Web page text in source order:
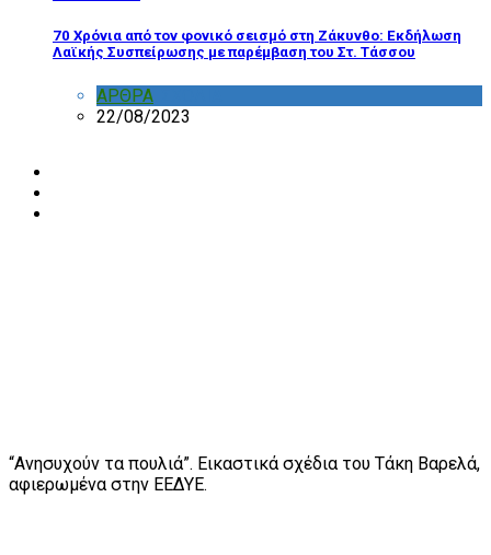
70 Χρόνια από τον φονικό σεισμό στη Ζάκυνθο: Εκδήλωση
Λαϊκής Συσπείρωσης με παρέμβαση του Στ. Τάσσου
ΑΡΘΡΑ
22/08/2023
“Ανησυχούν τα πουλιά”. Εικαστικά σχέδια του Τάκη Βαρελά,
αφιερωμένα στην ΕΕΔΥΕ.